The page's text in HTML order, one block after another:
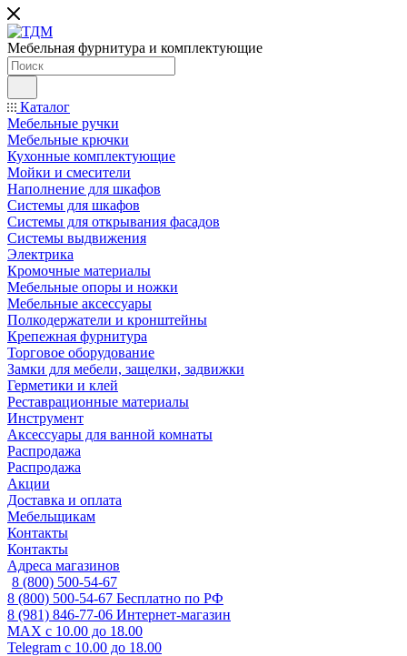
Мебельная фурнитура и комплектующие
Каталог
Мебельные ручки
Мебельные крючки
Кухонные комплектующие
Мойки и смесители
Наполнение для шкафов
Cистемы для шкафов
Системы для открывания фасадов
Системы выдвижения
Электрика
Кромочные материалы
Мебельные опоры и ножки
Мебельные аксессуары
Полкодержатели и кронштейны
Крепежная фурнитура
Торговое оборудование
Замки для мебели, защелки, задвижки
Герметики и клей
Реставрационные материалы
Инструмент
Аксессуары для ванной комнаты
Распродажа
Распродажа
Акции
Доставка и оплата
Мебельщикам
Контакты
Контакты
Адреса магазинов
8 (800) 500-54-67
8 (800) 500-54-67 Бесплатно по РФ
8 (981) 846-77-06 Интернет-магазин
MAX с 10.00 до 18.00
Telegram с 10.00 до 18.00